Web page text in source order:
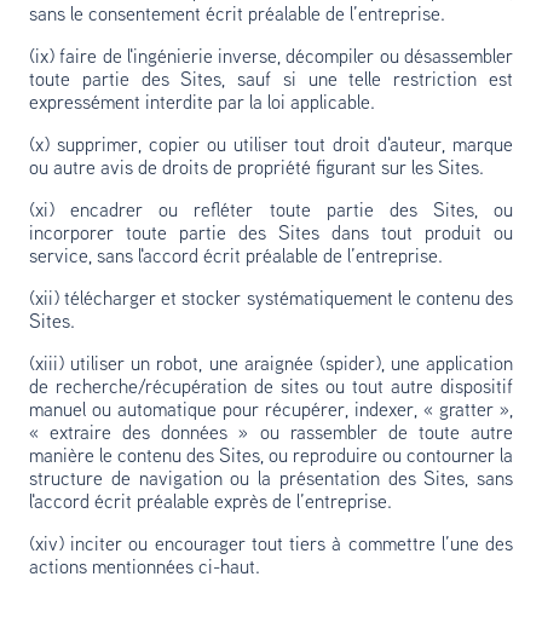
sans le consentement écrit préalable de l’entreprise.
(ix) faire de l'ingénierie inverse, décompiler ou désassembler
toute partie des Sites, sauf si une telle restriction est
expressément interdite par la loi applicable.
(x) supprimer, copier ou utiliser tout droit d'auteur, marque
ou autre avis de droits de propriété figurant sur les Sites.
(xi) encadrer ou refléter toute partie des Sites, ou
incorporer toute partie des Sites dans tout produit ou
service, sans l'accord écrit préalable de l’entreprise.
(xii) télécharger et stocker systématiquement le contenu des
Sites.
(xiii) utiliser un robot, une araignée (spider), une application
de recherche/récupération de sites ou tout autre dispositif
manuel ou automatique pour récupérer, indexer, « gratter »,
« extraire des données » ou rassembler de toute autre
manière le contenu des Sites, ou reproduire ou contourner la
structure de navigation ou la présentation des Sites, sans
l'accord écrit préalable exprès de l’entreprise.
(xiv) inciter ou encourager tout tiers à commettre l’une des
actions mentionnées ci-haut.